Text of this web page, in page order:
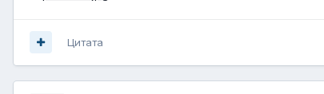
Цитата